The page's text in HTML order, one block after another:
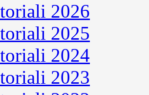
2026
2025
2024
2023